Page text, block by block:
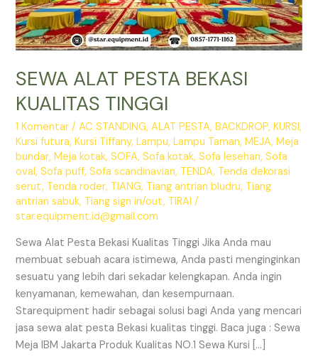
SEWA ALAT PESTA BEKASI
KUALITAS TINGGI
1 Komentar /AC STANDING,ALAT PESTA,BACKDROP,KURSI,
Kursi futura,Kursi Tiffany,Lampu,Lampu Taman,MEJA,Meja
bundar,Meja kotak,SOFA,Sofa kotak,Sofa lesehan,Sofa
oval,Sofa puff,Sofa scandinavian, TENDA, Tenda dekorasi
serut, Tenda roder, TIANG, Tiang antrian bludru, Tiang
antrian sabuk, Tiang sign in/out, TIRAI /
star.equipment.id@gmail.com
Sewa Alat Pesta Bekasi Kualitas Tinggi Jika Anda mau
membuat sebuah acara istimewa, Anda pasti menginginkan
sesuatu yang lebih dari sekadar kelengkapan. Anda ingin
kenyamanan, kemewahan, dan kesempurnaan.
Starequipment hadir sebagai solusi bagi Anda yang mencari
jasa sewa alat pesta Bekasi kualitas tinggi. Baca juga : Sewa
Meja IBM Jakarta Produk Kualitas NO.1 Sewa Kursi […]